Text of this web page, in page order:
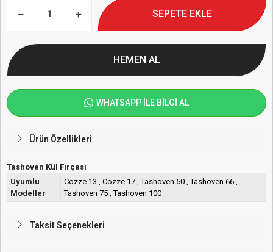
SEPETE EKLE
HEMEN AL
WHATSAPP İLE BİLGİ AL
Ürün Özellikleri
Tashoven Kül Fırçası
Uyumlu
Modeller
Cozze 13 Cozze 17,Tashoven 50,Tashoven 66,
Tashoven 75,Tashoven 100
Taksit Seçenekleri